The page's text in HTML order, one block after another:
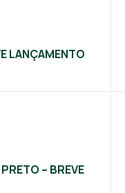
LANÇAMENTO
– BREVE